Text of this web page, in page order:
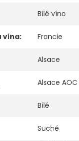
Bílé víno
vína: Francie
Alsace
Alsace AOC
Bílé
Suché